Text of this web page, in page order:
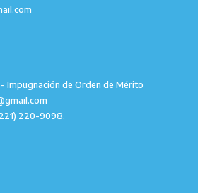
Impugnación de Orden de Mérito
220-9098.